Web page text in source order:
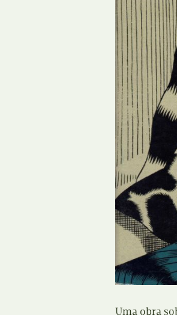
Uma obra